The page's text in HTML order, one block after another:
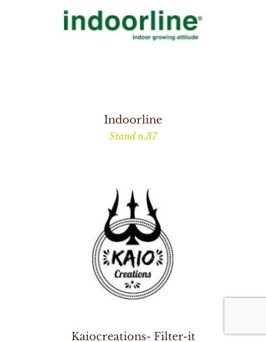
Indoorline
Stand n.37
Kaiocreations- Filter-it